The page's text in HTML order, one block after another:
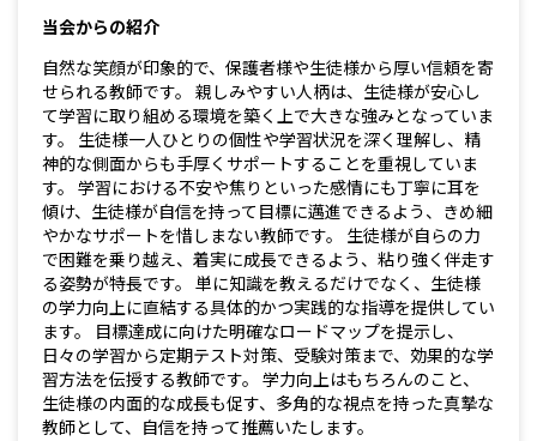
当会からの紹介
自然な笑顔が印象的で、保護者様や生徒様から厚い信頼を寄
せられる教師です。 親しみやすい人柄は、生徒様が安心し
て学習に取り組める環境を築く上で大きな強みとなっていま
す。 生徒様一人ひとりの個性や学習状況を深く理解し、精
神的な側面からも手厚くサポートすることを重視していま
す。 学習における不安や焦りといった感情にも丁寧に耳を
傾け、生徒様が自信を持って目標に邁進できるよう、きめ細
やかなサポートを惜しまない教師です。 生徒様が自らの力
で困難を乗り越え、着実に成長できるよう、粘り強く伴走す
る姿勢が特長です。 単に知識を教えるだけでなく、生徒様
の学力向上に直結する具体的かつ実践的な指導を提供してい
ます。 目標達成に向けた明確なロードマップを提示し、
日々の学習から定期テスト対策、受験対策まで、効果的な学
習方法を伝授する教師です。 学力向上はもちろんのこと、
生徒様の内面的な成長も促す、多角的な視点を持った真摯な
教師として、自信を持って推薦いたします。